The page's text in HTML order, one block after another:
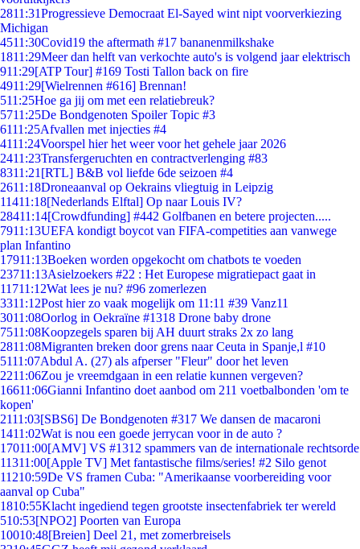
2811:31Progressieve Democraat El-Sayed wint nipt voorverkiezing
Michigan
4511:30Covid19 the aftermath #17 bananenmilkshake
1811:29Meer dan helft van verkochte auto's is volgend jaar elektrisch
911:29[ATP Tour] #169 Tosti Tallon back on fire
4911:29[Wielrennen #616] Brennan!
511:25Hoe ga jij om met een relatiebreuk?
5711:25De Bondgenoten Spoiler Topic #3
6111:25Afvallen met injecties #4
4111:24Voorspel hier het weer voor het gehele jaar 2026
2411:23Transfergeruchten en contractverlenging #83
8311:21 [RTL] B&B vol liefde 6de seizoen #4
2611:18Droneaanval op Oekrains vliegtuig in Leipzig
11411:18[Nederlands Elftal] Op naar Louis IV?
28411:14[Crowdfunding] #442 Golfbanen en betere projecten.....
7911:13UEFA kondigt boycot van FIFA-competities aan vanwege
plan Infantino
17911:13Boeken worden opgekocht om chatbots te voeden
23711:13Asielzoekers #22 : Het Europese migratiepact gaat in
11711:12Wat lees je nu? #96 zomerlezen
3311:12Post hier zo vaak mogelijk om 11:11 #39 Vanz11
3011:08Oorlog in Oekraïne #1318 Drone baby drone
7511:08Koopzegels sparen bij AH duurt straks 2x zo lang
2811:08Migranten breken door grens naar Ceuta in Spanje,l #10
5111:07Abdul A. (27) als afperser "Fleur" door het leven
2211:06Zou je vreemdgaan in een relatie kunnen vergeven?
16611:06Gianni Infantino doet aanbod om 211 voetbalbonden 'om te
kopen'
2111:03[SBS6] De Bondgenoten #317 We dansen de macaroni
1411:02Wat is nou een goede jerrycan voor in de auto ?
17011:00[AMV] VS #1312 spammers van de internationale rechtsorde
11311:00[Apple TV] Met fantastische films/series! #2 Silo genot
11210:59De VS framen Cuba: "Amerikaanse voorbereiding voor
aanval op Cuba"
1810:55Klacht ingediend tegen grootste insectenfabriek ter wereld
510:53[NPO2] Poorten van Europa
10010:48[Breien] Deel 21, met zomerbreisels